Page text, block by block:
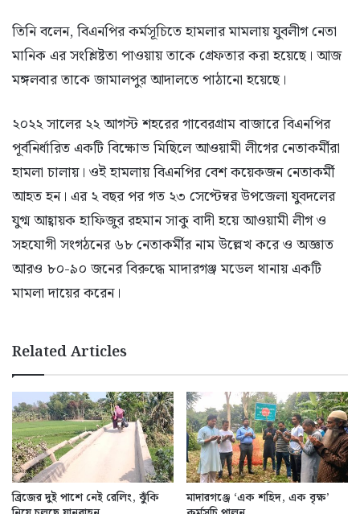
তিনি বলেন, বিএনপির কর্মসূচিতে হামলার মামলায় যুবলীগ নেতা
মানিক এর সংশ্লিষ্টতা পাওয়ায় তাকে গ্রেফতার করা হয়েছে। আজ
মঙ্গলবার তাকে জামালপুর আদালতে পাঠানো হয়েছে।
২০২২ সালের ২২ আগস্ট শহরের গাবেরগ্রাম বাজারে বিএনপির
পূর্বনির্ধারিত একটি বিক্ষোভ মিছিলে আওয়ামী লীগের নেতাকর্মীরা
হামলা চালায়। ওই হামলায় বিএনপির বেশ কয়েকজন নেতাকর্মী
আহত হন। এর ২ বছর পর গত ২৩ সেপ্টেম্বর উপজেলা যুবদলের
যুগ্ম আহ্বায়ক হাফিজুর রহমান সাকু বাদী হয়ে আওয়ামী লীগ ও
সহযোগী সংগঠনের ৬৮ নেতাকর্মীর নাম উল্লেখ করে ও অজ্ঞাত
আরও ৮০-৯০ জনের বিরুদ্ধে মাদারগঞ্জ মডেল থানায় একটি
মামলা দায়ের করেন।
Related Articles
ব্রিজের দুই পাশে নেই রেলিং, ঝুঁকি
মাদারগঞ্জে ‘এক শহিদ, এক বৃক্ষ’